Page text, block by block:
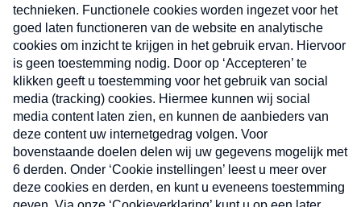
Verzend
Nieuwsbrief